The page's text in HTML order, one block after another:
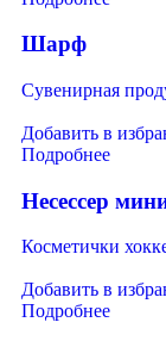
Шарф
Сувенирная
Добавить в
Подробнее
Несессер
Косметички
Добавить в
Подробнее